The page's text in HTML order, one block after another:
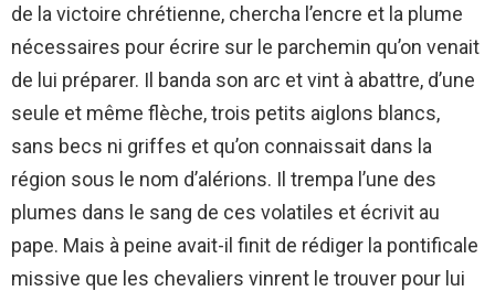
de la victoire chrétienne, chercha l’encre et la plume
nécessaires pour écrire sur le parchemin qu’on venait
de lui préparer. Il banda son arc et vint à abattre, d’une
seule et même flèche, trois petits aiglons blancs,
sans becs ni griffes et qu’on connaissait dans la
région sous le nom d’alérions. Il trempa l’une des
plumes dans le sang de ces volatiles et écrivit au
pape. Mais à peine avait-il finit de rédiger la pontificale
missive que les chevaliers vinrent le trouver pour lui